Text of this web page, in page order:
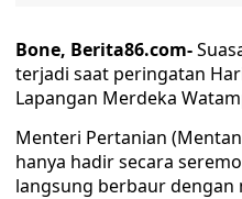
Bone, Berita86.com-
terjadi saat peringatan
Lapangan Merdeka
Menteri Pertanian
hanya hadir secara
langsung berbaur dengan